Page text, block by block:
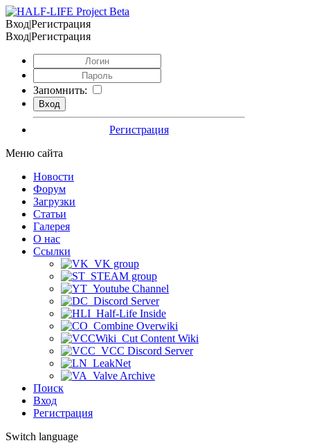
Вход|Регистрация
Вход|Регистрация
Запомнить:
Регистрация
Меню сайта
Новости
Форум
Загрузки
Статьи
Галерея
О нас
Ссылки
VK group
STEAM group
Youtube Channel
Discord Server
Half-Life Inside
Combine Overwiki
Cut Content Wiki
VCC Discord Server
LeakNet
Valve Archive
Поиск
Вход
Регистрация
Switch language